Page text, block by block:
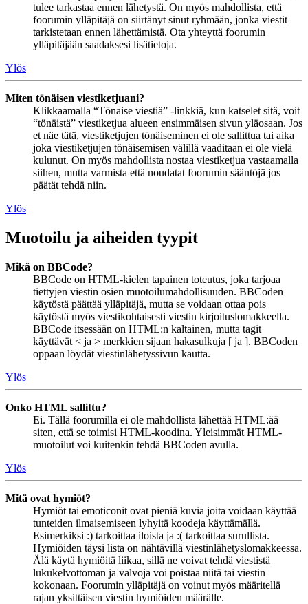
tulee tarkastaa ennen lähetystä. On myös mahdollista, että
foorumin ylläpitäjä on siirtänyt sinut ryhmään, jonka viestit
tarkistetaan ennen lähettämistä. Ota yhteyttä foorumin
ylläpitäjään saadaksesi lisätietoja.
Ylös
Miten tönäisen viestiketjuani?
Klikkaamalla “Tönaise viestiä” -linkkiä, kun katselet sitä, voit
“tönäistä” viestiketjua alueen ensimmäisen sivun yläosaan. Jos
et näe tätä, viestiketjujen tönäiseminen ei ole sallittua tai aika
joka viestiketjujen tönäisemisen välillä vaaditaan ei ole vielä
kulunut. On myös mahdollista nostaa viestiketjua vastaamalla
siihen, mutta varmista että noudatat foorumin sääntöjä jos
päätät tehdä niin.
Ylös
Muotoilu ja aiheiden tyypit
Mikä on BBCode?
BBCode on HTML-kielen tapainen toteutus, joka tarjoaa
tiettyjen viestin osien muotoilumahdollisuuden. BBCoden
käytöstä päättää ylläpitäjä, mutta se voidaan ottaa pois
käytöstä myös viestikohtaisesti viestin kirjoituslomakkeella.
BBCode itsessään on HTML:n kaltainen, mutta tagit
käyttävät < ja > merkkien sijaan hakasulkuja [ ja ]. BBCoden
oppaan löydät viestinlähetyssivun kautta.
Ylös
Onko HTML sallittu?
Ei. Tällä foorumilla ei ole mahdollista lähettää HTML:ää
siten, että se toimisi HTML-koodina. Yleisimmät HTML-
muotoilut voi kuitenkin tehdä BBCoden avulla.
Ylös
Mitä ovat hymiöt?
Hymiöt tai emoticonit ovat pieniä kuvia joita voidaan käyttää
tunteiden ilmaisemiseen lyhyitä koodeja käyttämällä.
Esimerkiksi :) tarkoittaa iloista ja :( tarkoittaa surullista.
Hymiöiden täysi lista on nähtävillä viestinlähetyslomakkeessa.
Älä käytä hymiöitä liikaa, sillä ne voivat tehdä viestistä
lukukelvottoman ja valvoja voi poistaa niitä tai viestin
kokonaan. Foorumin ylläpitäjä on voinut myös määritellä
rajan yksittäisen viestin hymiöiden määrälle.